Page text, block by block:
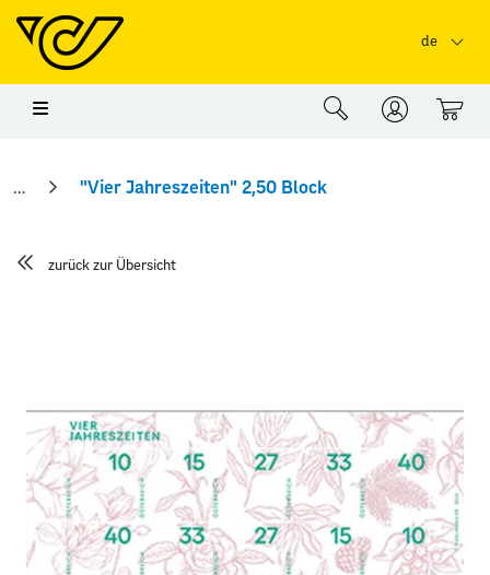
Springe zu Hauptinhalt
de
0
"Vier Jahreszeiten" 2,50 Block
zurück zur Übersicht